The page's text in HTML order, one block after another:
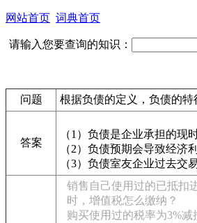
网站首页 词典首页
请输入您要查询的知识：
问题 根据负债的定义，负债的特
答案
（1）负债是企业承担的现
（2）负债预期会导致经济
（3）负债室友企业过去交
销售自己使用过的已抵扣
时，增值税怎么缴纳？
购买使用过的税率为3%减